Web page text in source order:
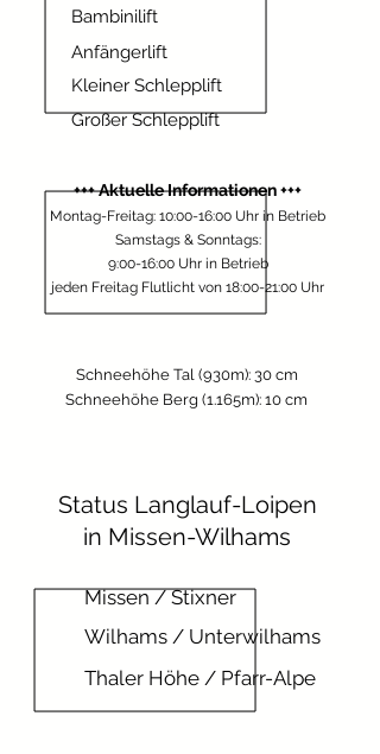
+++ Aktuelle Informationen +++
Montag-Freitag: 10:00-16:00 Uhr in Betrieb
Samstags & Sonntags:
9:00-16:00 Uhr in Betrieb
jeden Freitag Flutlicht von 18:00-21:00 Uhr
Anfängerlift
Bambinilift
Kleiner Schlepplift
Großer Schlepplift
Schneehöhe Tal (930m): 30 cm
Schneehöhe Berg (1.165m): 10 cm
Status Langlauf-Loipen
in Missen-Wilhams
Missen / Stixner
Thaler Höhe / Pfarr-Alpe
Wilhams / Unterwilhams